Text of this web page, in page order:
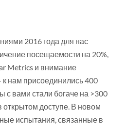
2016 года для нас
посещаемости на 20%,
Metrics и внимание
нам присоединились 400
с вами стали богаче на >300
открытом доступе. В новом
испытания, связанные в